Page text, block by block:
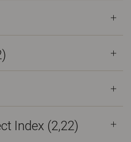
)
Index (2,22)